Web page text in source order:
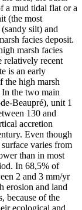
a mud tidal flat or a
(the most
silt) and
facies deposit.
marsh facies
relatively recent
is an early
the high marsh
the two main
Beaupré), unit 1
130 and
accretion
Even though
varies from
than in most
In 68,5% of
2 and 3 mm/yr
erosion and land
because of the
ecological and